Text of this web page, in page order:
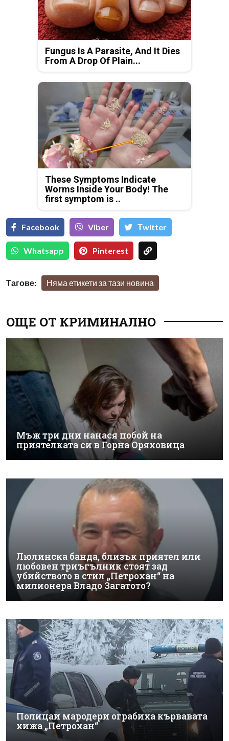
Fungus Is A Parasite, And It Dies
From A Drop Of Plain...
These Symptoms Indicate
Worms Inside Your Body! The
first symptom is ..
Facebook Viber Тwitter
Whatsapp Pinterest
Тагове: Няма етикети за тази новина
ОЩЕ ОТ КРИМИНАЛНО
Мъж три дни нанася побой на
приятелката си в Горна Оряховица
Люлинска банда, близък приятел или
любовен триъгълник стоят зад
убийството в стил „Петрохан“ на
милионера Владо Загатото?
Полицаи мародери ограбиха кървавата
хижа „Петрохан“